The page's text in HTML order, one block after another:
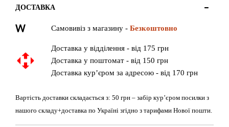
ДОСТАВКА
Самовивіз з магазину - Безкоштовно
Доставка у відділення - від 175 грн
Доставка у поштомат - від 150 грн
Доставка кур’єром за адресою - від 170 грн
Вартість доставки складається з: 50 грн – забір кур’єром посилки з
нашого складу+доставка по Україні згідно з тарифами Нової пошти.